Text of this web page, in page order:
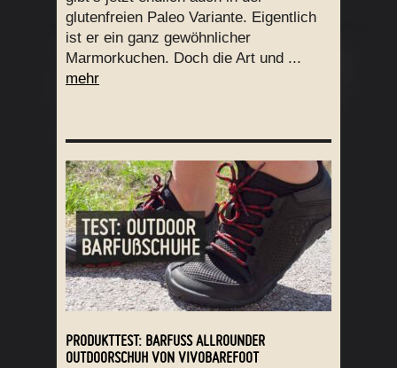
glutenfreien Paleo Variante. Eigentlich
ist er ein ganz gewöhnlicher
Marmorkuchen. Doch die Art und ...
mehr
PRODUKTTEST: BARFUSS ALLROUNDER O
UTDOORSCHUH VON VIVOBAREFOOT